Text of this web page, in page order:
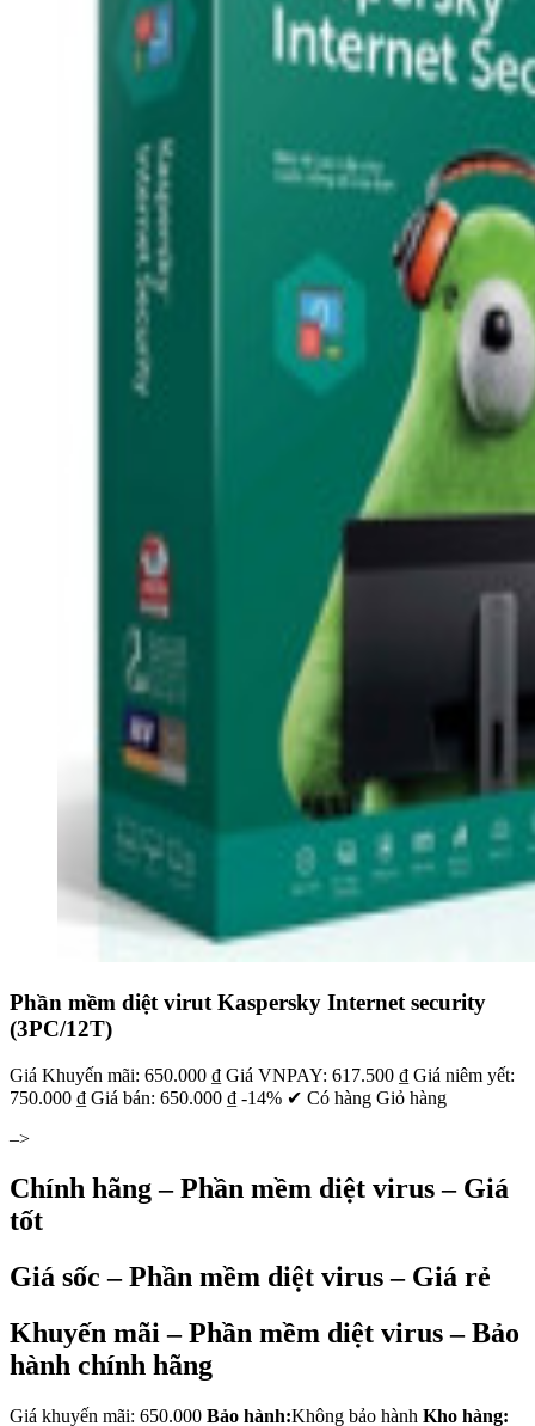
Phần mềm diệt virut Kaspersky Internet security
(3PC/12T)
Giá Khuyến mãi: 650.000 ₫ Giá VNPAY: 617.500 ₫ Giá niêm yết:
750.000 ₫ Giá bán: 650.000 ₫ -14% ✔ Có hàng Giỏ hàng
–>
Chính hãng – Phần mềm diệt virus – Giá
tốt
Giá sốc – Phần mềm diệt virus – Giá rẻ
Khuyến mãi – Phần mềm diệt virus – Bảo
hành chính hãng
Giá khuyến mãi: 650.000 Bảo hành:Không bảo hành Kho hàng: